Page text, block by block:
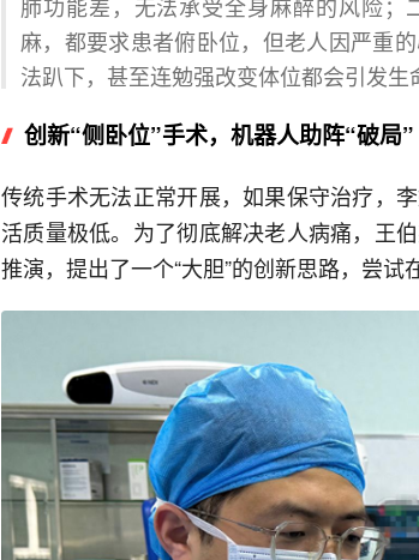
麻，都要求患者俯卧位，但老人因严重
法趴下，甚至连勉强改变体位都会引发生
创新“侧卧位”手术，机器人助阵“破局”
传统手术无法正常开展，如果保守治疗，
活质量极低。为了彻底解决老人病痛，王
推演，提出了一个“大胆”的创新思路，尝试